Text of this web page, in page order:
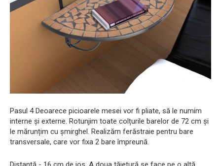
Pasul 4 Deoarece picioarele mesei vor fi pliate, să le numim
interne și externe. Rotunjim toate colțurile barelor de 72 cm și
le mărunțim cu șmirghel. Realizăm ferăstraie pentru bare
transversale, care vor fixa 2 bare împreună.